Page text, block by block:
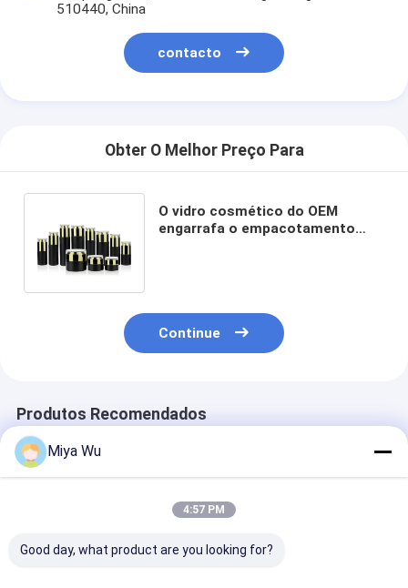
510440, China
contacto
Obter O Melhor Preço Para
O vidro cosmético do OEM
engarrafa o empacotamento
Continue
Produtos Recomendados
Miya Wu
4:57 PM
Good day, what product are you looking for?